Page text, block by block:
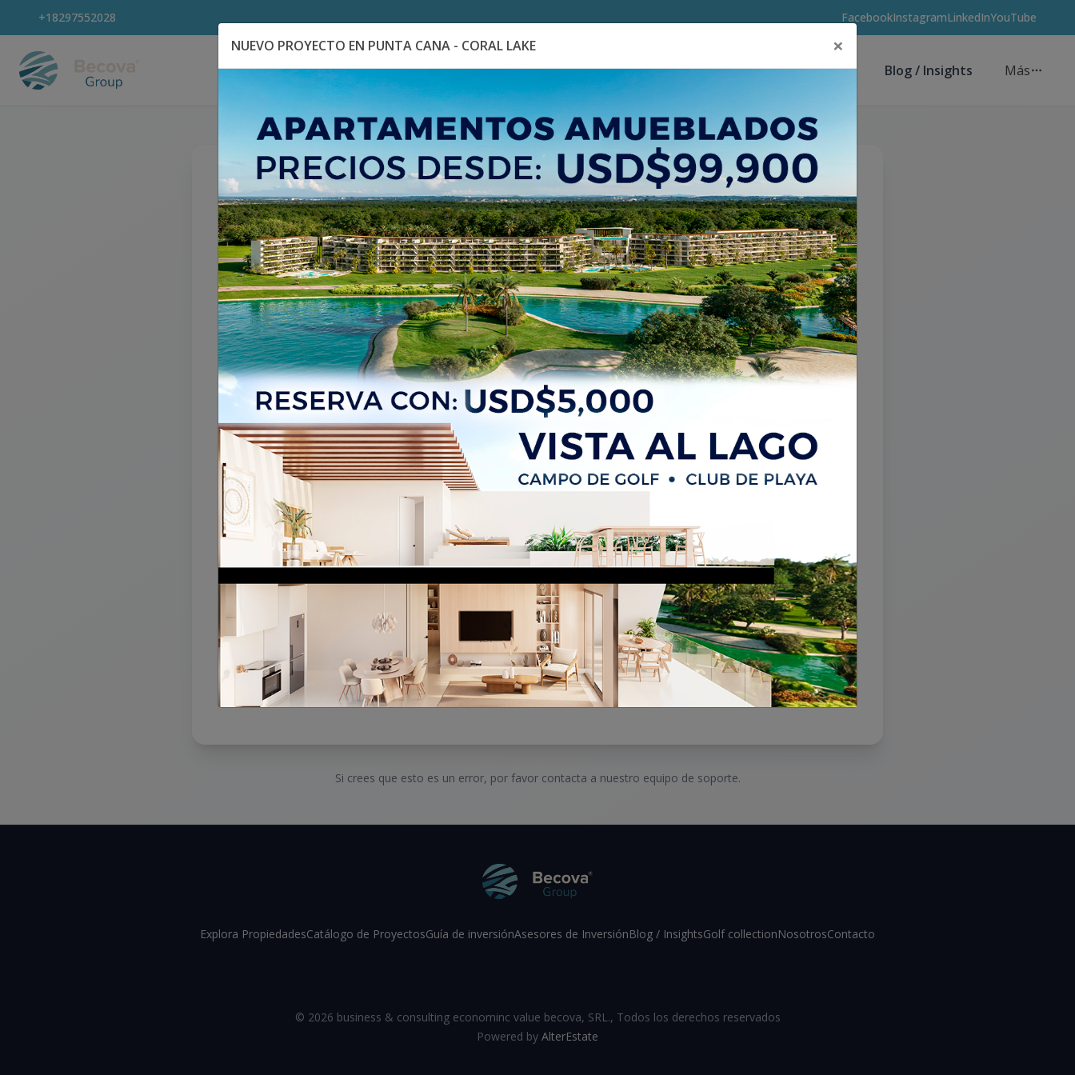
+18297552028 FacebookInstagramLinkedInYouTube
Explora Propiedades Catálogo de Proyectos Guía de inversión Asesores de Inversión Blog / Insights Más
404
La propiedad no existe o no está
disponible
Lo sentimos, la propiedad que estás buscando no existe o no está disponible
en este momento. Verifica la URL o navega a través de nuestras propiedades
disponibles.
Volver al inicio
¿Necesitas ayuda?
Becova Group
Si crees que esto es un error, por favor contacta a nuestro equipo de soporte.
Explora PropiedadesCatálogo de ProyectosGuía de inversiónAsesores de InversiónBlog / InsightsGolf collectionNosotrosContacto
© 2026 business & consulting econominc value becova, SRL., Todos los derechos reservados
Powered by AlterEstate
NUEVO PROYECTO EN PUNTA CANA - CORAL LAKE ×